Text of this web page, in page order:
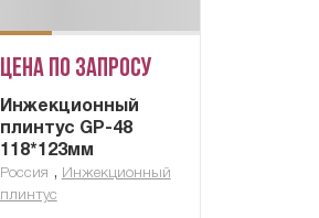
Цена по запросу
Инжекционный
плинтус GP-48
118*123мм
Россия , Инжекционный
плинтус